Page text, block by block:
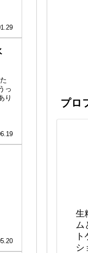
っ
り
プロ
生
ム
シ